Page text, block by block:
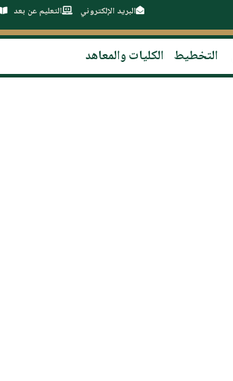
البريد الإلكتروني التعليم عن بعد
التخطيط الكليات والمعاهد